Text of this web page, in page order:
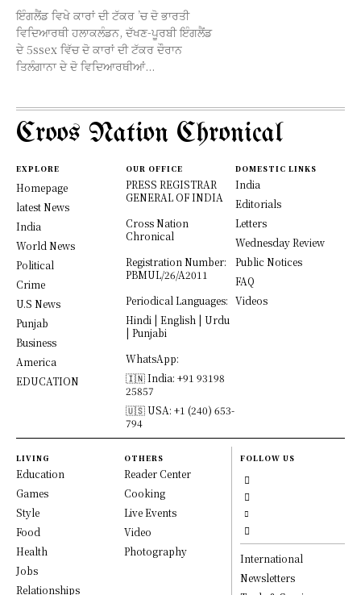
ਇੰਗਲੈਂਡ ਵਿਖੇ ਕਾਰਾਂ ਦੀ ਟੱਕਰ ’ਚ ਦੋ ਭਾਰਤੀ
ਵਿਦਿਆਰਥੀ ਹਲਾਕਲੰਡਨ, ਦੱਖਣ-ਪੂਰਬੀ ਇੰਗਲੈਂਡ
ਦੇ 5ssex ਵਿੱਚ ਦੋ ਕਾਰਾਂ ਦੀ ਟੱਕਰ ਦੌਰਾਨ
ਤਿਲੰਗਾਨਾ ਦੇ ਦੋ ਵਿਦਿਆਰਥੀਆਂ...
Croos Nation Chronical
EXPLORE
Homepage
latest News
India
World News
Political
Crime
U.S News
Punjab
Business
America
EDUCATION
OUR OFFICE
PRESS REGISTRAR
GENERAL OF INDIA
Cross Nation
Chronical
Registration Number:
PBMUL/26/A2011
Periodical Languages:
Hindi | English | Urdu
| Punjabi
WhatsApp:
🇮🇳 India: +91 93198
25857
🇺🇸 USA: +1 (240) 653-
794
DOMESTIC LINKS
India
Editorials
Letters
Wednesday Review
Public Notices
FAQ
Videos
LIVING
Education
Games
Style
Food
Health
Jobs
Relationships
OTHERS
Reader Center
Cooking
Live Events
Video
Photography
FOLLOW US
International
Newsletters